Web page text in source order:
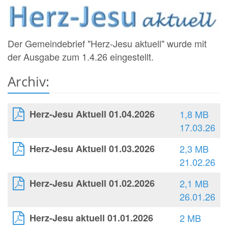
Der Gemeindebrief "Herz-Jesu aktuell" wurde mit
der Ausgabe zum 1.4.26 eingestellt.
Archiv:
Herz-Jesu Aktuell 01.04.2026
1,8 MB
17.03.26
Herz-Jesu Aktuell 01.03.2026
2,3 MB
21.02.26
Herz-Jesu Aktuell 01.02.2026
2,1 MB
26.01.26
Herz-Jesu aktuell 01.01.2026
2 MB